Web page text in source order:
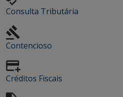
Consulta Tributária
Contencioso
Créditos Fiscais